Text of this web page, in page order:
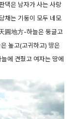
댁은 남자가 사는 사랑
채는 기둥이 모두 네모
圓地方-하늘은 둥글고
높고(고귀하고) 땅은
에 견줬고 여자는 땅에